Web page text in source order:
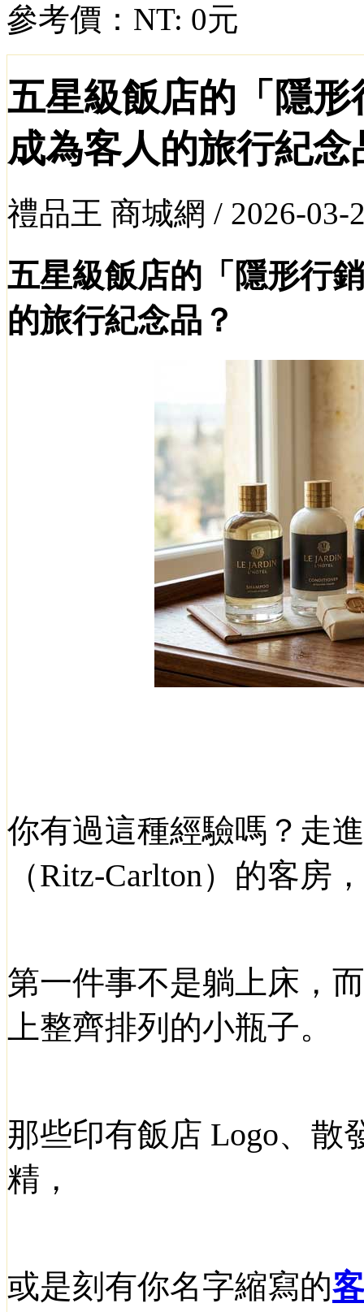
參考價： NT: 0元
五星級飯店的「隱
成為客人的旅行紀念
禮品王 商城網 / 2026-03-
五星級飯店的「隱形行
的旅行紀念品？
你有過這種經驗嗎？走
（Ritz-Carlton）的客房，
第一件事不是躺上床，
上整齊排列的小瓶子。
那些印有飯店 Logo、散
精，
或是刻有你名字縮寫的